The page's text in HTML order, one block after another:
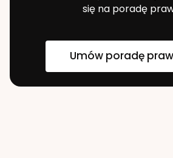
się na poradę
Umów poradę